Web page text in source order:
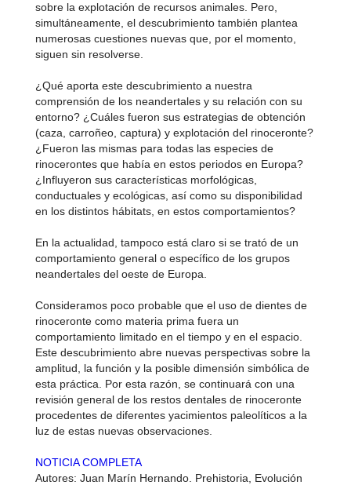
sobre la explotación de recursos animales. Pero,
simultáneamente, el descubrimiento también plantea
numerosas cuestiones nuevas que, por el momento,
siguen sin resolverse.
¿Qué aporta este descubrimiento a nuestra
comprensión de los neandertales y su relación con su
entorno? ¿Cuáles fueron sus estrategias de obtención
(caza, carroñeo, captura) y explotación del rinoceronte?
¿Fueron las mismas para todas las especies de
rinocerontes que había en estos periodos en Europa?
¿Influyeron sus características morfológicas,
conductuales y ecológicas, así como su disponibilidad
en los distintos hábitats, en estos comportamientos?
En la actualidad, tampoco está claro si se trató de un
comportamiento general o específico de los grupos
neandertales del oeste de Europa.
Consideramos poco probable que el uso de dientes de
rinoceronte como materia prima fuera un
comportamiento limitado en el tiempo y en el espacio.
Este descubrimiento abre nuevas perspectivas sobre la
amplitud, la función y la posible dimensión simbólica de
esta práctica. Por esta razón, se continuará con una
revisión general de los restos dentales de rinoceronte
procedentes de diferentes yacimientos paleolíticos a la
luz de estas nuevas observaciones.
NOTICIA COMPLETA
Autores: Juan Marín Hernando. Prehistoria, Evolución